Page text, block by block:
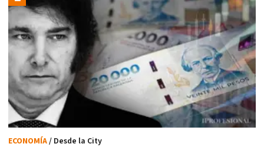
ECONOMÍA/ Desde la City